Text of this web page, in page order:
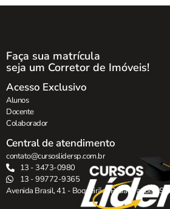
Faça sua matrícula
seja um Corretor de Imóveis!
Acesso Exclusivo
Alunos
Docente
Colaborador
Central de atendimento
contato@cursoslidersp.com.br
13 - 3473-0980
13 - 99772-9365
Avenida Brasil, 41 - Boqueirão , Praia Grande - SP.